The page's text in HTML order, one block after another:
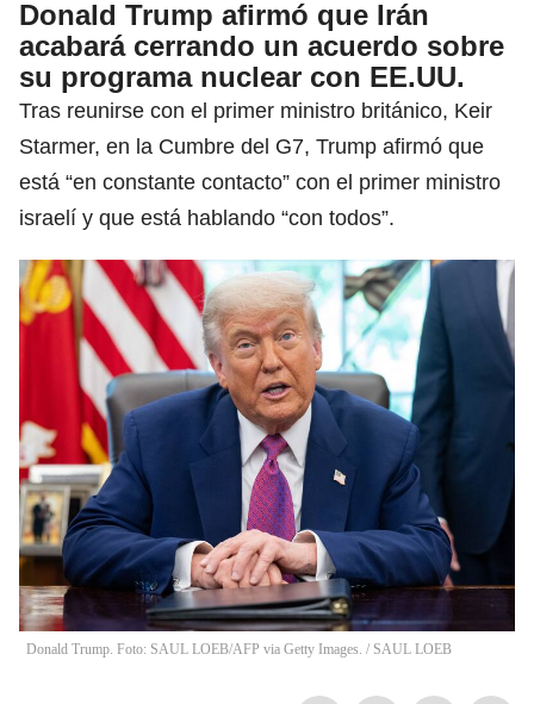
Donald Trump afirmó que Irán
acabará cerrando un acuerdo sobre
su programa nuclear con EE.UU.
Tras reunirse con el primer ministro británico, Keir
Starmer, en la Cumbre del G7, Trump afirmó que
está “en constante contacto” con el primer ministro
israelí y que está hablando “con todos”.
Donald Trump. Foto: SAUL LOEB/AFP via Getty Images. / SAUL LOEB